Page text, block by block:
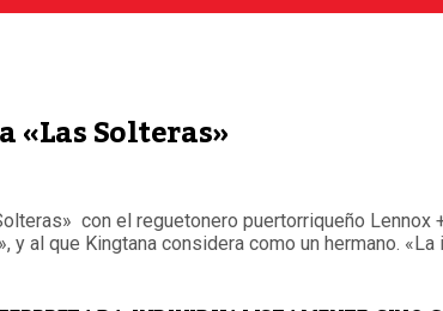
Solteras»
con el reguetonero puertorriqueño
al que Kingtana considera como un hermano.